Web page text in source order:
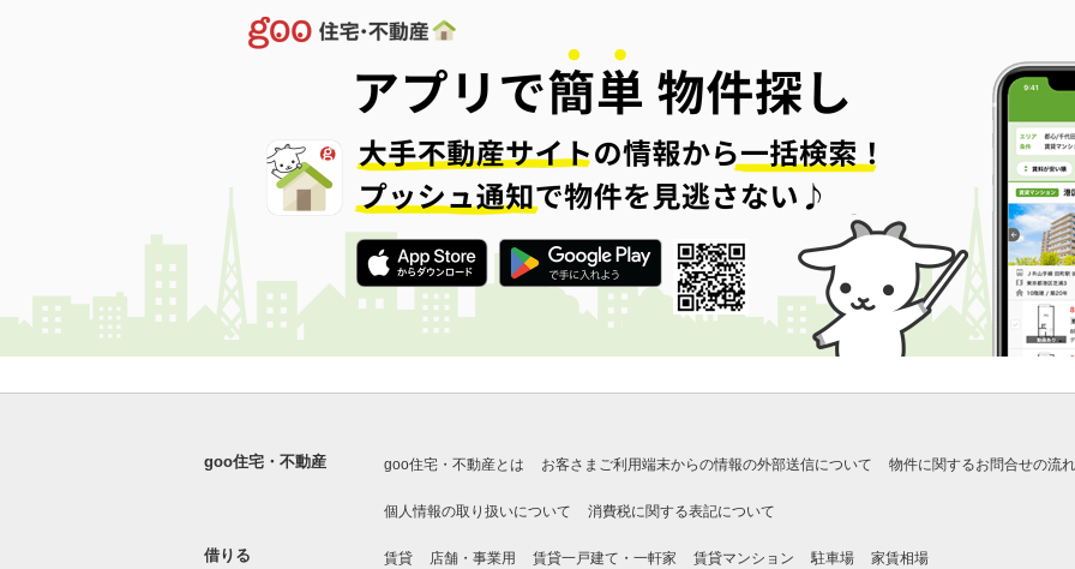
goo住宅・不動産 goo住宅・不動産とは お客さまご利用端末からの情報の外部送信について 物件に関するお問合せの流れ
個人情報の取り扱いについて 消費税に関する表記について
借りる 賃貸 店舗・事業用 賃貸一戸建て・一軒家 賃貸マンション 駐車場 家賃相場